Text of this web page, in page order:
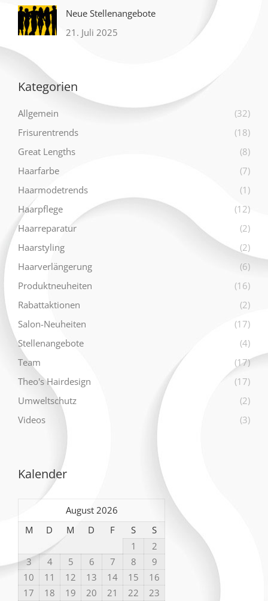
Neue Stellenangebote
21. Juli 2025
Kategorien
Allgemein
(32)
Frisurentrends
(18)
Great Lengths
(8)
Haarfarbe
(7)
Haarmodetrends
(1)
Haarpflege
(12)
Haarreparatur
(2)
Haarstyling
(2)
Haarverlängerung
(6)
Produktneuheiten
(16)
Rabattaktionen
(2)
Salon-Neuheiten
(17)
Stellenangebote
(4)
Team
(17)
Theo's Hairdesign
(17)
Umweltschutz
(2)
Videos
(3)
Kalender
August 2026
M
D M D F S
S
1
2
3
4 5 6 7 8
9
10
11 12 13 14 15
16
17
18 19 20 21 22
23